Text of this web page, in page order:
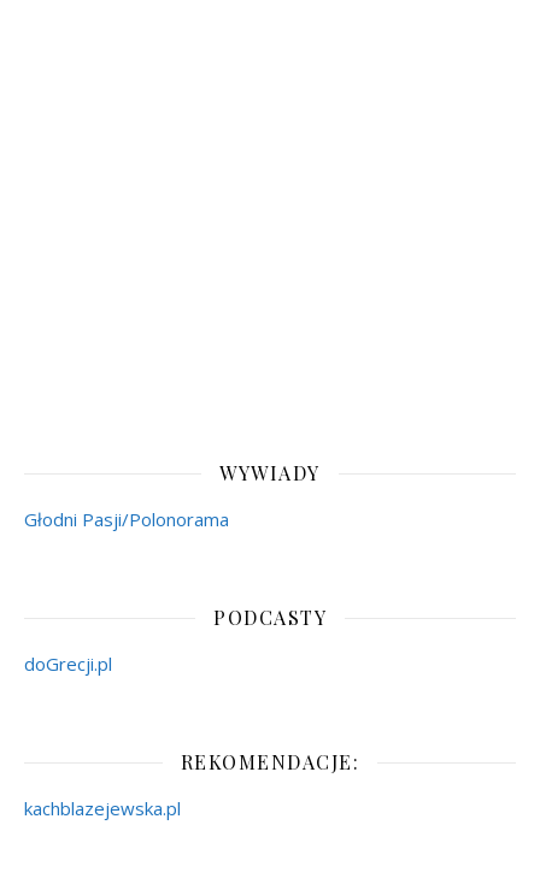
WYWIADY
Głodni Pasji/Polonorama
PODCASTY
doGrecji.pl
REKOMENDACJE:
kachblazejewska.pl